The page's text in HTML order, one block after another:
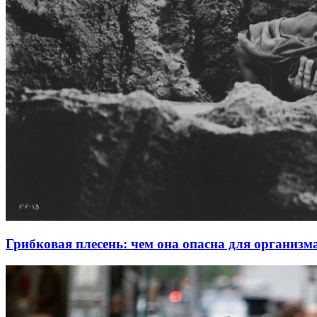
Грибковая плесень: чем она опасна для